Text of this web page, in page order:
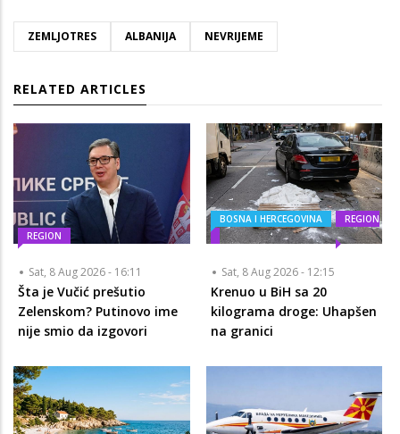
ZEMLJOTRES ALBANIJA NEVRIJEME
RELATED ARTICLES
REGION
Sat, 8 Aug 2026 - 16:11
Šta je Vučić prešutio
Zelenskom? Putinovo ime
nije smio da izgovori
BOSNA I HERCEGOVINA REGION
Sat, 8 Aug 2026 - 12:15
Krenuo u BiH sa 20
kilograma droge: Uhapšen
na granici